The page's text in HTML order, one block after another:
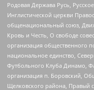
Родовая Держава Русь,
Инглистической церкви
общенациональный союз,
Кровь и Честь, О свободе
организация общественного
национальное единство,
Футбольного Клуба Динамо,
организация п. Боровский,
Щелковского района, Правый